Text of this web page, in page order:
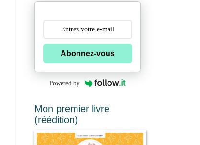
Abonnez-vous
Powered by
Mon premier livre
(réédition)